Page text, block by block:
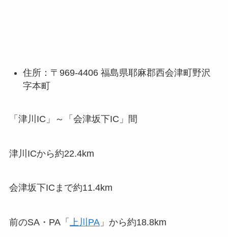
住所：〒969-4406 福島県耶麻郡西会津町野沢
字本町
「津川IC」～「会津坂下IC」間
津川ICから約22.4km
会津坂下ICまで約11.4km
前のSA・PA「 上川PA」から約18.8km